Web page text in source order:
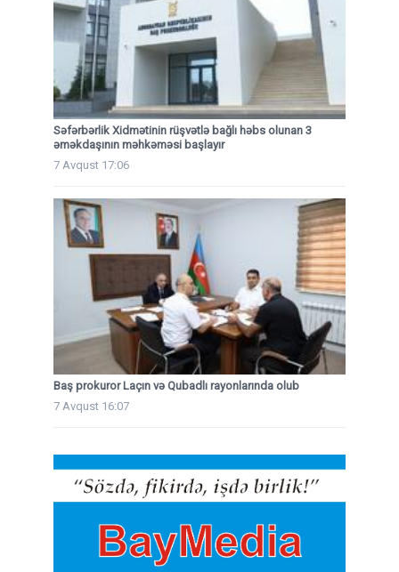
Səfərbərlik Xidmətinin rüşvətlə bağlı həbs olunan 3
əməkdaşının məhkəməsi başlayır
7 Avqust 17:06
Baş prokuror Laçın və Qubadlı rayonlarında olub
7 Avqust 16:07